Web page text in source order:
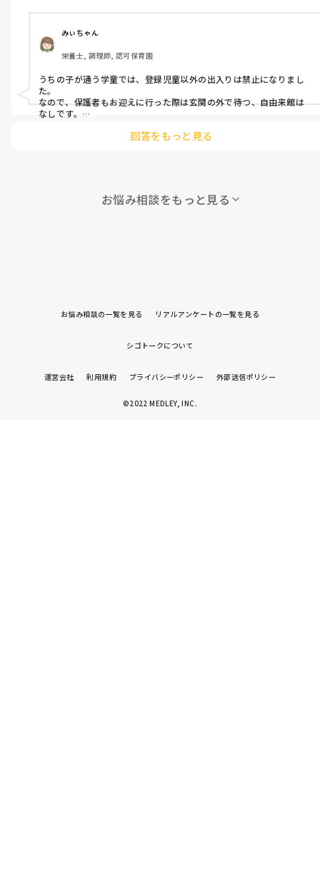
みぃちゃん
栄養士, 調理師, 認可保育園
うちの子が通う学童では、登録児童以外の出入りは禁止になりまし
た。
なので、保護者もお迎えに行った際は玄関の外で待つ、自由来館は
なしです。
回答をもっと見る
お悩み相談をもっと見る
お悩み相談の一覧を見る リアルアンケートの一覧を見る
シゴトークについて
運営会社 利用規約 プライバシーポリシー 外部送信ポリシー
©2022 MEDLEY, INC.